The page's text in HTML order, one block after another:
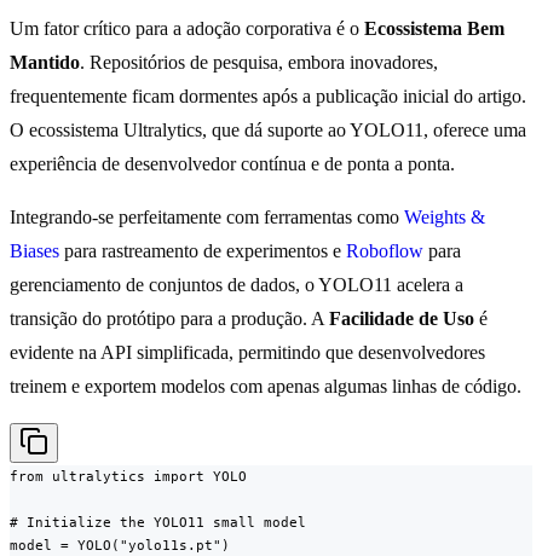
Um fator crítico para a adoção corporativa é o Ecossistema Bem
Mantido. Repositórios de pesquisa, embora inovadores,
frequentemente ficam dormentes após a publicação inicial do artigo.
O ecossistema Ultralytics, que dá suporte ao YOLO11, oferece uma
experiência de desenvolvedor contínua e de ponta a ponta.
Integrando-se perfeitamente com ferramentas como Weights &
Biases para rastreamento de experimentos e Roboflow para
gerenciamento de conjuntos de dados, o YOLO11 acelera a
transição do protótipo para a produção. A Facilidade de Uso é
evidente na API simplificada, permitindo que desenvolvedores
treinem e exportem modelos com apenas algumas linhas de código.
from ultralytics import YOLO
# Initialize the YOLO11 small model
model = YOLO("yolo11s.pt")